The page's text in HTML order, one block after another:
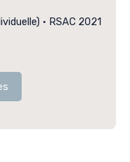
• RSAC 2021